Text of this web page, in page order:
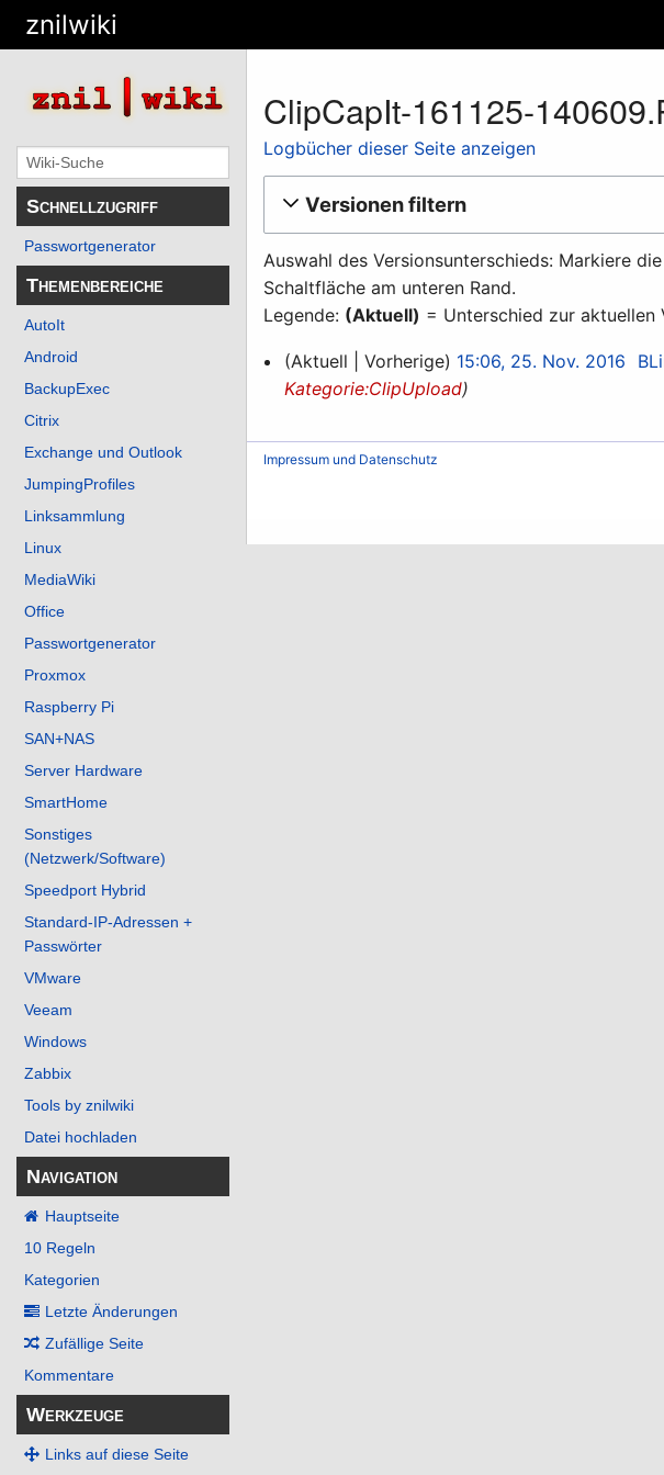
znilwiki
Schnellzugriff
Passwortgenerator
Themenbereiche
AutoIt
Android
BackupExec
Citrix
Exchange und Outlook
JumpingProfiles
Linksammlung
Linux
MediaWiki
Office
Passwortgenerator
Proxmox
Raspberry Pi
SAN+NAS
Server Hardware
SmartHome
Sonstiges
(Netzwerk/Software)
Speedport Hybrid
Standard-IP-Adressen +
Passwörter
VMware
Veeam
Windows
Zabbix
Tools by znilwiki
Datei hochladen
Navigation
Hauptseite
10 Regeln
Kategorien
Letzte Änderungen
Zufällige Seite
Kommentare
Werkzeuge
Links auf diese Seite
ClipCapIt-161125-
Logbücher dieser Seite anzeigen
Versionen filtern
Auswahl des Versionsunterschieds: Markiere
Schaltfläche am unteren Rand.
Legende: (Aktuell) = Unterschied zur aktuellen
25.
November
Aktuell Vorherige 15:06, 25. Nov. 2016
Kategorie:ClipUpload
Impressum und Datenschutz